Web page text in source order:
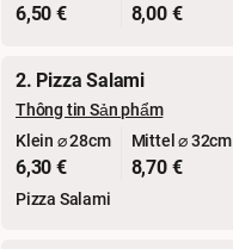
6,50 € 8,00 €
2. Pizza Salami
Thông tin Sản phẩm
Klein ⌀ 28cm
6,30 €
Mittel ⌀ 32cm
8,70 €
Pizza Salami